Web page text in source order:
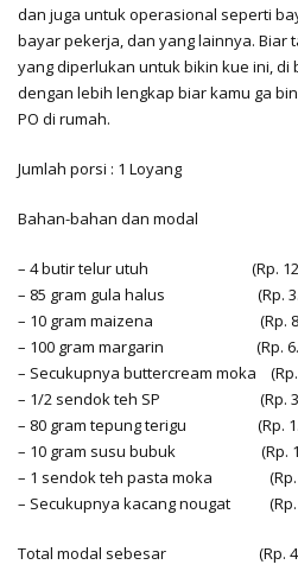
dan juga untuk operasional seperti
bayar pekerja, dan yang lainnya. Biar
yang diperlukan untuk bikin kue ini, di
dengan lebih lengkap biar kamu ga
PO di rumah.
Jumlah porsi : 1 Loyang
Bahan-bahan dan modal
– 4 butir telur utuh (Rp.
– 85 gram gula halus (Rp.
– 10 gram maizena (Rp.
– 100 gram margarin (Rp.
– Secukupnya buttercream moka (Rp.
– 1/2 sendok teh SP (Rp.
– 80 gram tepung terigu (Rp.
– 10 gram susu bubuk (Rp.
– 1 sendok teh pasta moka (Rp.
– Secukupnya kacang nougat (Rp.
Total modal sebesar (Rp.